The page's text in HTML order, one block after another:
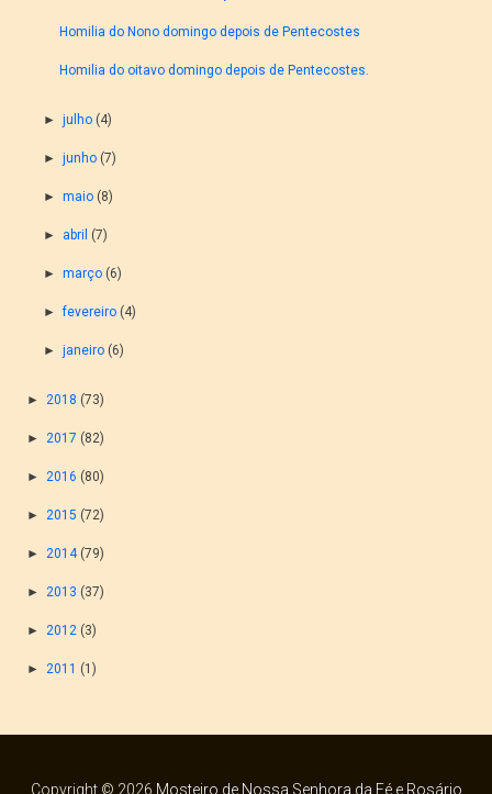
Homilia do Nono domingo depois de Pentecostes
Homilia do oitavo domingo depois de Pentecostes.
► julho (4)
► junho (7)
► maio (8)
► abril (7)
► março (6)
►fevereiro (4)
► janeiro (6)
► 2018 (73)
► 2017 (82)
► 2016 (80)
► 2015 (72)
► 2014 (79)
► 2013 (37)
► 2012 (3)
► 2011 (1)
Copyright © 2026 Mosteiro de Nossa Senhora da Fé e Rosário